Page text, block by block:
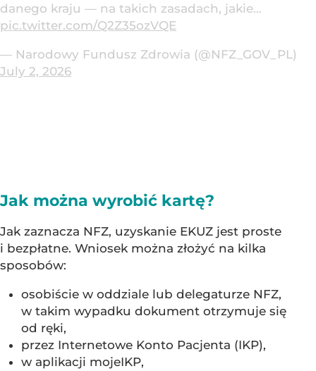
danego kraju — na takich zasadach, jakie…
pic.twitter.com/Q2Z35ozVQE
— Narodowy Fundusz Zdrowia (@NFZ_GOV_PL)
July 2, 2026
Jak można wyrobić kartę?
Jak zaznacza NFZ, uzyskanie EKUZ jest proste
i bezpłatne. Wniosek można złożyć na kilka
sposobów:
osobiście w oddziale lub delegaturze NFZ,
w takim wypadku dokument otrzymuje się
od ręki,
przez Internetowe Konto Pacjenta (IKP),
w aplikacji mojeIKP,